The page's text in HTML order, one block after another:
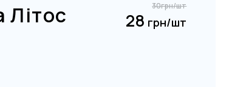
Літос
30грн/шт
28 грн/шт